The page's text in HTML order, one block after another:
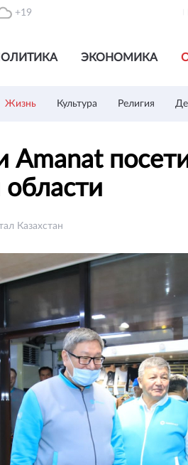
+19
ЭКОНОМИКА
Жизнь Культура Религия
Amanat
Казахстан